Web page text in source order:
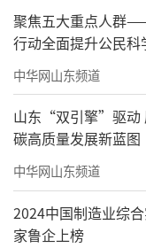
未来，青岛
重要载体，持续
作，积极对接
研攻关、人才
聚焦五大重点人群
行动全面提升公民科
中华网山东频道
山东“双引擎”驱动
碳高质量发展新蓝图
中华网山东频道
2024中国制造业综
家鲁企上榜